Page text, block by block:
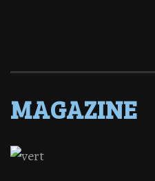
MAGAZINE